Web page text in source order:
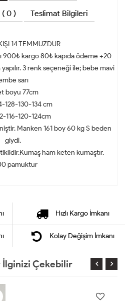
( 0 ) Teslimat Bilgileri
14 TEMMUZDUR
900₺ kargo 80₺ kapıda ödeme +20
3 renk seçeneği ile; bebe mavi
sarı
boyu 77cm
128-130-134 cm
116-120-124cm
Manken 161 boy 60 kg S beden
giydi.
ham keten kumaştır.
pamuktur
Hızlı Kargo İmkanı
Kolay Değişim İmkanı
İlginizi Çekebilir